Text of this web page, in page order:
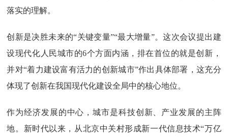
落实的理解。
创新是决胜未来的“关键变量”“最大增量”。这次会议提出建
设现代化人民城市的6个方面内涵，排在首位的就是创新，
并对“着力建设富有活力的创新城市”作出具体部署，这充分
体现了创新在我国现代化建设全局中的核心地位。
作为经济发展的中心，城市是科技创新、产业发展的主阵
地。新时代以来，从北京中关村形成新一代信息技术“万亿